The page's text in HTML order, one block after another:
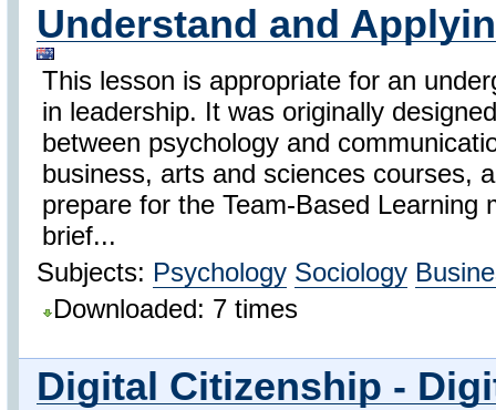
Understand and
This lesson is appropriate for an
in leadership. It was originally
between psychology and
business, arts and sciences courses,
prepare for the Team-Based
brief...
Subjects: Psychology Sociology
Downloaded: 7 times
Digital Citizenship -